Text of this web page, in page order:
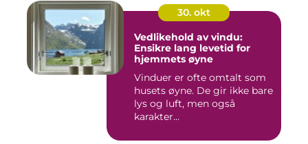
30. okt
Vedlikehold av vindu:
Ensikre lang levetid for
hjemmets øyne
Vinduer er ofte omtalt som
husets øyne. De gir ikke bare
lys og luft, men også
karakter...